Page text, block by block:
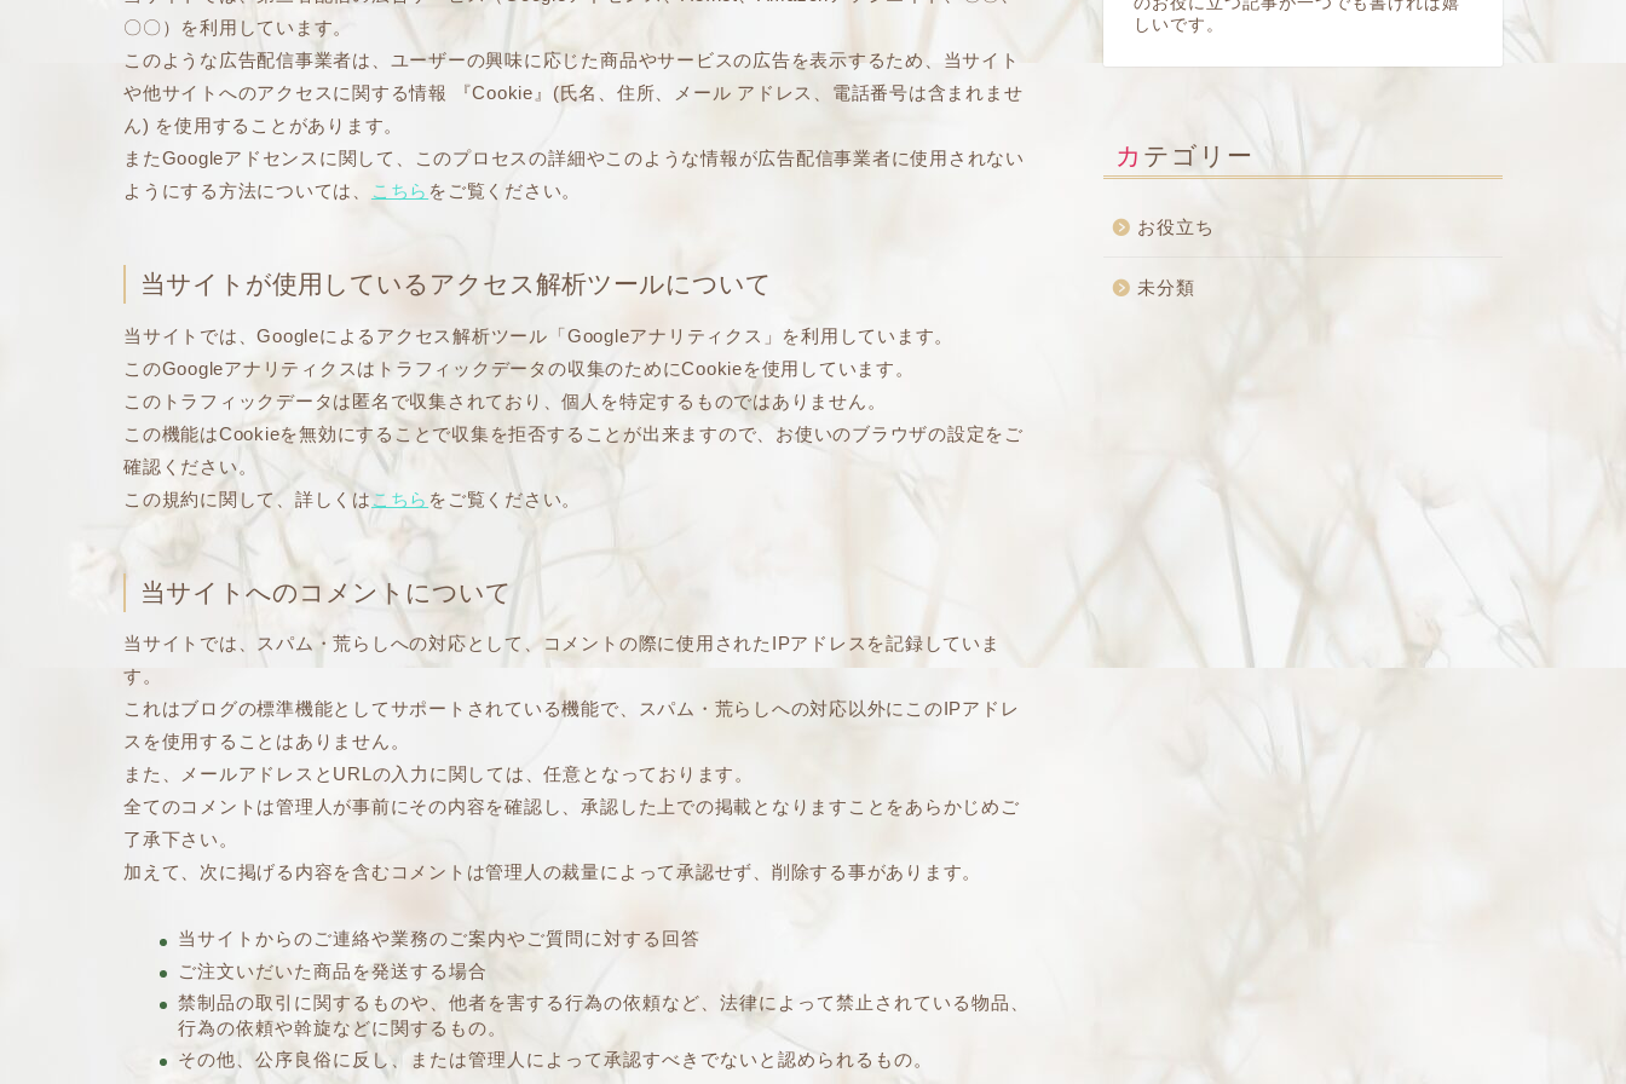
〇〇）を利用しています。
このような広告配信事業者は、ユーザーの興味に応じた商品やサービスの広告を表示するため、当サイト
や他サイトへのアクセスに関する情報 『Cookie』(氏名、住所、メール アドレス、電話番号は含まれませ
ん) を使用することがあります。
またGoogleアドセンスに関して、このプロセスの詳細やこのような情報が広告配信事業者に使用されない
ようにする方法については、
こちら をご覧ください。
当サイトが使用しているアクセス解析ツールについて
当サイトでは、Googleによるアクセス解析ツール「Googleアナリティクス」を利用しています。
このGoogleアナリティクスはトラフィックデータの収集のためにCookieを使用しています。
このトラフィックデータは匿名で収集されており、個人を特定するものではありません。
この機能はCookieを無効にすることで収集を拒否することが出来ますので、お使いのブラウザの設定をご
確認ください。
この規約に関して、詳しくは こちら をご覧ください。
当サイトへのコメントについて
当サイトでは、スパム・荒らしへの対応として、コメントの際に使用されたIPアドレスを記録していま
す。
これはブログの標準機能としてサポートされている機能で、スパム・荒らしへの対応以外にこのIPアドレ
スを使用することはありません。
また、メールアドレスとURLの入力に関しては、任意となっております。
全てのコメントは管理人が事前にその内容を確認し、承認した上での掲載となりますことをあらかじめご
了承下さい。
加えて、次に掲げる内容を含むコメントは管理人の裁量によって承認せず、削除する事があります。
当サイトからのご連絡や業務のご案内やご質問に対する回答
ご注文いだいた商品を発送する場合
禁制品の取引に関するものや、他者を害する行為の依頼など、法律によって禁止されている物品、
行為の依頼や斡旋などに関するもの。
その他、公序良俗に反し、または管理人によって承認すべきでないと認められるもの。
しいです。
カテゴリー
お役立ち
未分類